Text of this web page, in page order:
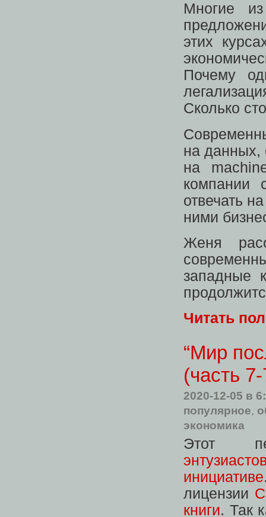
Многие
этих
Почему
Сколько
на данных,
на
компании
отвечать
ними
Женя
западные
Читать
“Мир
(часть
2020-12-05 в
популярное,
экономика
Этот
инициативе
лицензии
книги. Так